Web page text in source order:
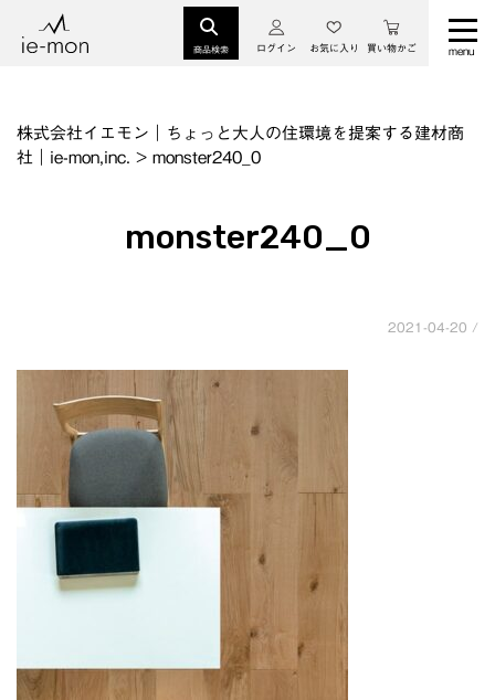
商品検索 ログイン お気に入り 買い物かご
株式会社イエモン｜ちょっと大人の住環境を提案する建材商
社｜ie-mon,inc. > monster240_0
monster240_0
2021-04-20 /